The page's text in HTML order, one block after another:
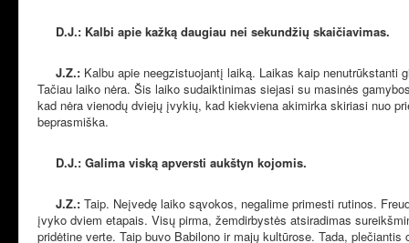
D.J.: Kalbi apie kažką daugiau nei sekundžių skaičiavimas.
J.Z.: Kalbu apie neegzistuojantį laiką. Laikas kaip
Tačiau laiko nėra. Šis laiko sudaiktinimas siejasi su masinės
kad nėra vienodų dviejų įvykių, kad kiekviena akimirka skiriasi nuo
beprasmiška.
D.J.: Galima viską apversti aukštyn kojomis.
J.Z.: Taip. Neįvedę laiko sąvokos, negalime primesti rutinos.
įvyko dviem etapais. Visų pirma, žemdirbystės atsiradimas
pridėtine verte. Taip buvo Babilono ir majų kultūrose. Tada,